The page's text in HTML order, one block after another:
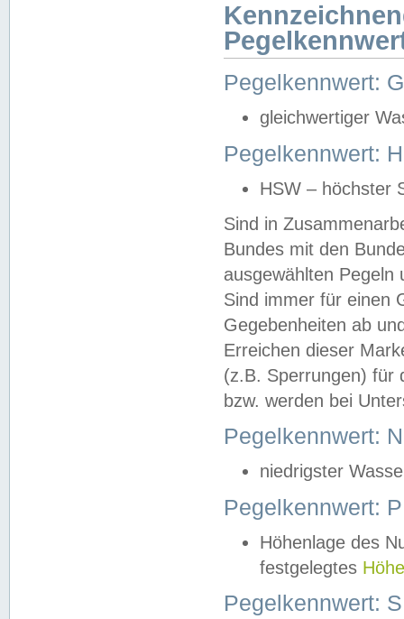
Pegelkennwert:
gleichwertiger
Pegelkennwert:
HSW – höchster
Sind in
Bundes mit den
ausgewählten
Sind immer für einen
Gegebenheiten ab
Erreichen dieser
(z.B. Sperrungen) für
bzw. werden bei
Pegelkennwert:
niedrigster
Pegelkennwert:
Höhenlage des
festgelegtes
Pegelkennwert: